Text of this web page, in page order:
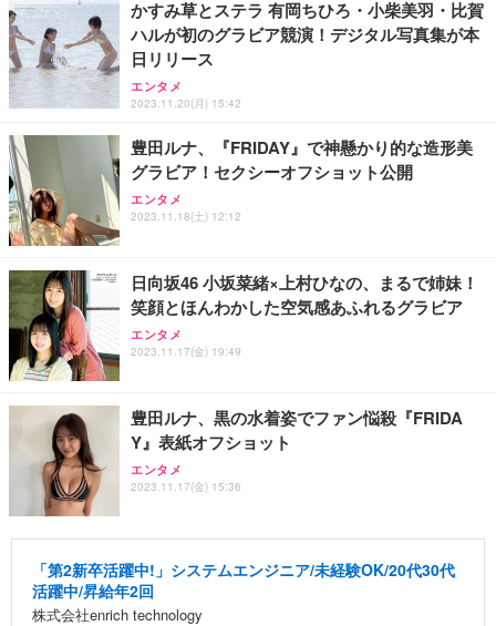
かすみ草とステラ 有岡ちひろ・小柴美羽・比賀
ハルが初のグラビア競演！デジタル写真集が本
日リリース
エンタメ
2023.11.20(月) 15:42
豊田ルナ、『FRIDAY』で神懸かり的な造形美
グラビア！セクシーオフショット公開
エンタメ
2023.11.18(土) 12:12
日向坂46 小坂菜緒×上村ひなの、まるで姉妹！
笑顔とほんわかした空気感あふれるグラビア
エンタメ
2023.11.17(金) 19:49
豊田ルナ、黒の水着姿でファン悩殺『FRIDA
Y』表紙オフショット
エンタメ
2023.11.17(金) 15:36
「第2新卒活躍中!」システムエンジニア/未経験OK/20代30代
活躍中/昇給年2回
株式会社enrich technology